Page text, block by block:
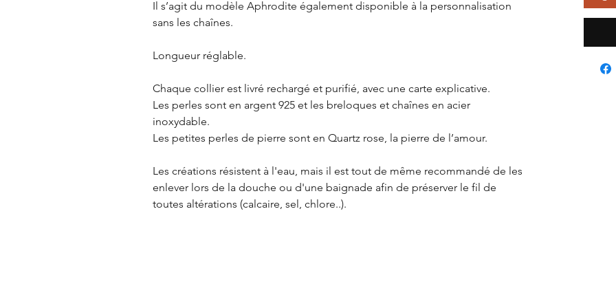
Il s’agit du modèle Aphrodite également disponible à la personnalisation
sans les chaînes.
Longueur réglable.
Chaque collier est livré rechargé et purifié, avec une carte explicative.
Les perles sont en argent 925 et les breloques et chaînes en acier
inoxydable.
Les petites perles de pierre sont en Quartz rose, la pierre de l’amour.
Les créations résistent à l'eau, mais il est tout de même recommandé de les
enlever lors de la douche ou d'une baignade afin de préserver le fil de
toutes altérations (calcaire, sel, chlore..).